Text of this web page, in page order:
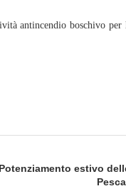
antincendio boschivo per
Potenziamento estivo